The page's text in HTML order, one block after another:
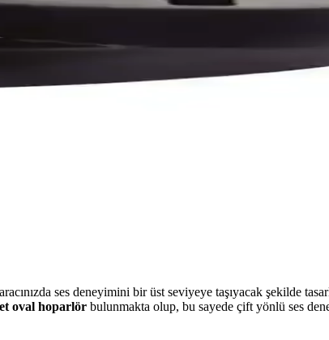
ses deneyimini bir üst seviyeye taşıyacak şekilde
oval hoparlör bulunmakta olup, bu sayede çift yönlü ses